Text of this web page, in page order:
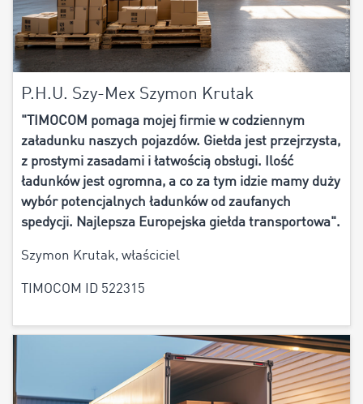
P.H.U. Szy-Mex Szymon Krutak
"TIMOCOM pomaga mojej firmie w codziennym
załadunku naszych pojazdów. Giełda jest przejrzysta,
z prostymi zasadami i łatwością obsługi. Ilość
ładunków jest ogromna, a co za tym idzie mamy duży
wybór potencjalnych ładunków od zaufanych
spedycji. Najlepsza Europejska giełda transportowa".
Szymon Krutak, właściciel
TIMOCOM ID 522315